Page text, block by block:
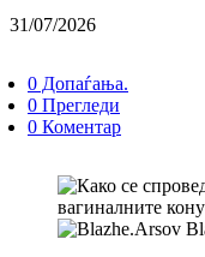
31/07/2026
0 Допаѓања.
0 Прегледи
0 Коментар